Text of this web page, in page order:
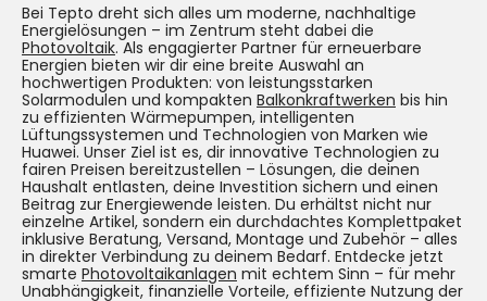
Bei Tepto dreht sich alles um moderne, nachhaltige
Energielösungen – im Zentrum steht dabei die
Photovoltaik. Als engagierter Partner für erneuerbare
Energien bieten wir dir eine breite Auswahl an
hochwertigen Produkten: von leistungsstarken
Solarmodulen und kompakten Balkonkraftwerken bis hin
zu effizienten Wärmepumpen, intelligenten
Lüftungssystemen und Technologien von Marken wie
Huawei. Unser Ziel ist es, dir innovative Technologien zu
fairen Preisen bereitzustellen – Lösungen, die deinen
Haushalt entlasten, deine Investition sichern und einen
Beitrag zur Energiewende leisten. Du erhältst nicht nur
einzelne Artikel, sondern ein durchdachtes Komplettpaket
inklusive Beratung, Versand, Montage und Zubehör – alles
in direkter Verbindung zu deinem Bedarf. Entdecke jetzt
smarte Photovoltaikanlagen mit echtem Sinn – für mehr
Unabhängigkeit, finanzielle Vorteile, effiziente Nutzung der